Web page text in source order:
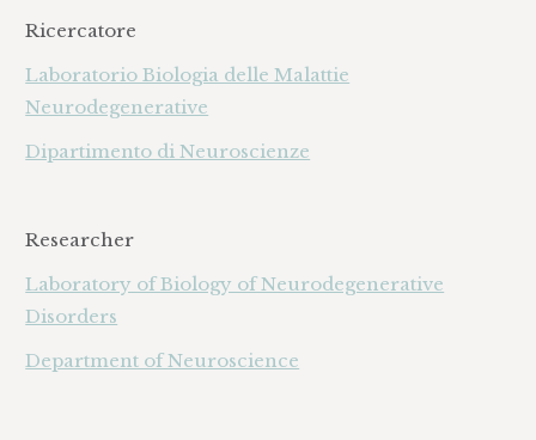
Ricercatore
Laboratorio Biologia delle Malattie
Neurodegenerative
Dipartimento di Neuroscienze
Researcher
Laboratory of Biology of Neurodegenerative
Disorders
Department of Neuroscience